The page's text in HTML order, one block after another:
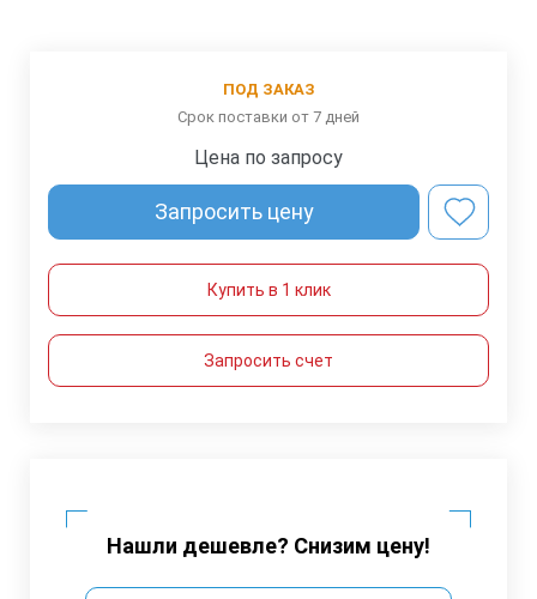
ПОД ЗАКАЗ
Срок поставки от 7 дней
Цена по запросу
Запросить цену
Купить в 1 клик
Запросить счет
Нашли дешевле? Снизим цену!